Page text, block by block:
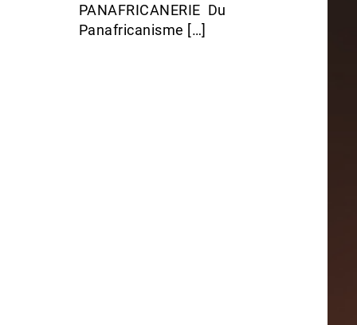
PANAFRICANERIE Du
Panafricanisme […]